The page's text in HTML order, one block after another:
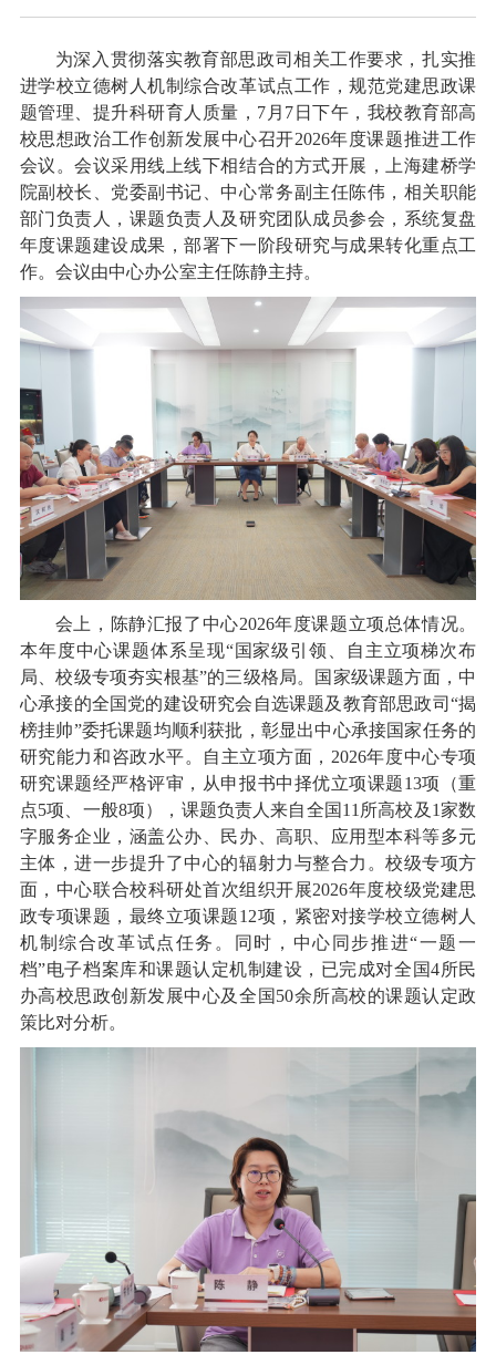
为深入贯彻落实教育部思政司相关工作要求，扎实推
进学校立德树人机制综合改革试点工作，规范党建思政课
题管理、提升科研育人质量，7月7日下午，我校教育部高
校思想政治工作创新发展中心召开2026年度课题推进工作
会议。会议采用线上线下相结合的方式开展，上海建桥学
院副校长、党委副书记、中心常务副主任陈伟，相关职能
部门负责人，课题负责人及研究团队成员参会，系统复盘
年度课题建设成果，部署下一阶段研究与成果转化重点工
作。会议由中心办公室主任陈静主持。
会上，陈静汇报了中心2026年度课题立项总体情况。
本年度中心课题体系呈现“国家级引领、自主立项梯次布
局、校级专项夯实根基”的三级格局。国家级课题方面，中
心承接的全国党的建设研究会自选课题及教育部思政司“揭
榜挂帅”委托课题均顺利获批，彰显出中心承接国家任务的
研究能力和咨政水平。自主立项方面，2026年度中心专项
研究课题经严格评审，从申报书中择优立项课题13项（重
点5项、一般8项），课题负责人来自全国11所高校及1家数
字服务企业，涵盖公办、民办、高职、应用型本科等多元
主体，进一步提升了中心的辐射力与整合力。校级专项方
面，中心联合校科研处首次组织开展2026年度校级党建思
政专项课题，最终立项课题12项，紧密对接学校立德树人
机制综合改革试点任务。同时，中心同步推进“一题一
档”电子档案库和课题认定机制建设，已完成对全国4所民
办高校思政创新发展中心及全国50余所高校的课题认定政
策比对分析。